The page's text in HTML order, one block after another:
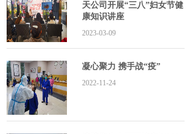
天公司开展“三八”妇女节健
康知识讲座
2023-03-09
凝心聚力 携手战“疫”
2022-11-24